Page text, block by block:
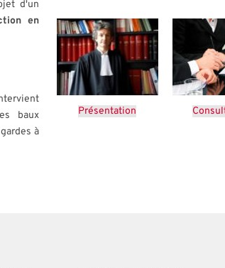
en
baux
à
Présentation